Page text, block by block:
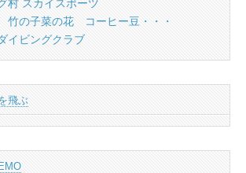
村 スカイスポーツ
竹の子菜の花 コーヒー豆・・・
イビングクラブ
飛ぶ